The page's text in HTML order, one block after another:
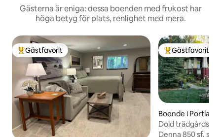
Gästerna är eniga: dessa boenden med frukost har
höga betyg för plats, renlighet med mera.
Populär gästfavorit
Gästfavorit Populär
Gästfavorit
Boende i Portland
Dold
Denna 850 sf.